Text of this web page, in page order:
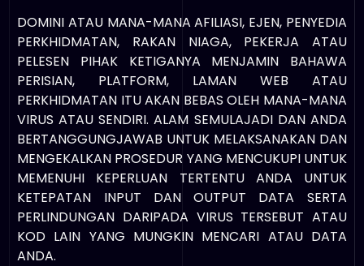
DOMINI ATAU MANA-MANA AFILIASI, EJEN, PENYEDIA
PERKHIDMATAN, RAKAN NIAGA, PEKERJA ATAU
PELESEN PIHAK KETIGANYA MENJAMIN BAHAWA
PERISIAN, PLATFORM, LAMAN WEB ATAU
PERKHIDMATAN ITU AKAN BEBAS OLEH MANA-MANA
VIRUS ATAU SENDIRI. ALAM SEMULAJADI DAN ANDA
BERTANGGUNGJAWAB UNTUK MELAKSANAKAN DAN
MENGEKALKAN PROSEDUR YANG MENCUKUPI UNTUK
MEMENUHI KEPERLUAN TERTENTU ANDA UNTUK
KETEPATAN INPUT DAN OUTPUT DATA SERTA
PERLINDUNGAN DARIPADA VIRUS TERSEBUT ATAU
KOD LAIN YANG MUNGKIN MENCARI ATAU DATA
ANDA.